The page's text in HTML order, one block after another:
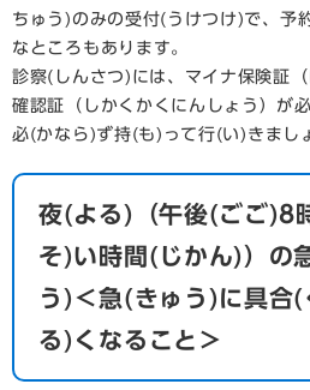
ちゅう)のみの受付(うけつけ)で、予
なところもあります。
診察(しんさつ)には、マイナ保険証
確認証（しかくかくにんしょう）が
必(かなら)ず持(も)って行(い)きまし
夜(よる)（午後(ごご)8
そ)い時間(じかん)）の
う)＜急(きゅう)に具合
る)くなること＞